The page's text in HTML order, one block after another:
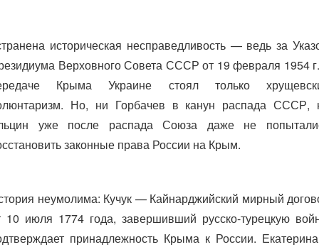
историческая несправедливость — ведь за
Верховного Совета СССР от 19 февраля 1954
Крыма Украине стоял только
Но, ни Горбачев в канун распада СССР,
уже после распада Союза даже не
законные права России на Крым.
неумолима: Кучук — Кайнарджийский мирный
10 июля 1774 года, завершивший русско-турецкую
принадлежность Крыма к России.